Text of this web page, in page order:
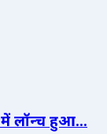
लॉन्च हुआ...